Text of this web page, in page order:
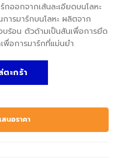
กออกจากเส้นละเอียดบนโลหะ
การมาร์กบนโลหะ ผลิตจาก
บร้อน ตัวด้ามเป็นสันเพื่อการยึด
พื่อการมาร์กที่แม่นยำ
ตะกร้า
สนอราคา